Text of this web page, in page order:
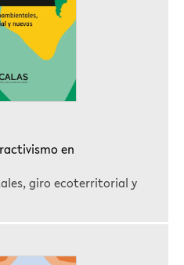
en
giro ecoterritorial y